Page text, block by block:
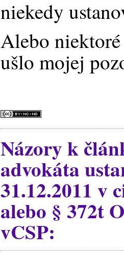
niekedy
Alebo
ušlo mojej
Názory k
advokáta
31.12.2011 v
alebo § 372t
vCSP: